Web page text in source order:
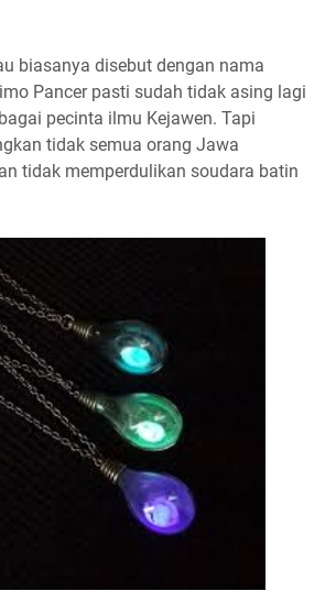
biasanya disebut dengan nama
Pancer pasti sudah tidak asing lagi
pecinta ilmu Kejawen. Tapi
tidak semua orang Jawa
tidak memperdulikan soudara batin